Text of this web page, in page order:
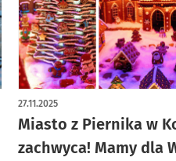
Miasto z Piernika w
zachwyca! Mamy dla
27.11.2025